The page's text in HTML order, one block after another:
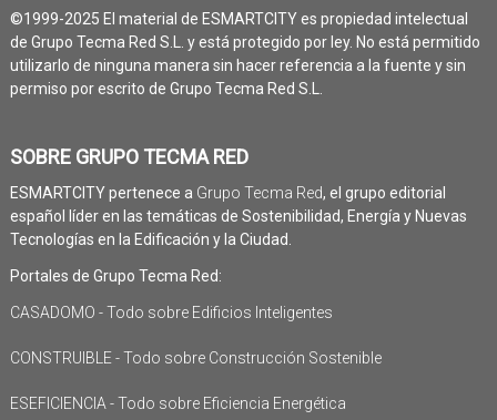
©1999-2025 El material de ESMARTCITY es propiedad intelectual
de Grupo Tecma Red S.L. y está protegido por ley. No está permitido
utilizarlo de ninguna manera sin hacer referencia a la fuente y sin
permiso por escrito de Grupo Tecma Red S.L.
SOBRE GRUPO TECMA RED
ESMARTCITY pertenece a Grupo Tecma Red, el grupo editorial
español líder en las temáticas de Sostenibilidad, Energía y Nuevas
Tecnologías en la Edificación y la Ciudad.
Portales de Grupo Tecma Red:
CASADOMO - Todo sobre Edificios Inteligentes
CONSTRUIBLE - Todo sobre Construcción Sostenible
ESEFICIENCIA - Todo sobre Eficiencia Energética